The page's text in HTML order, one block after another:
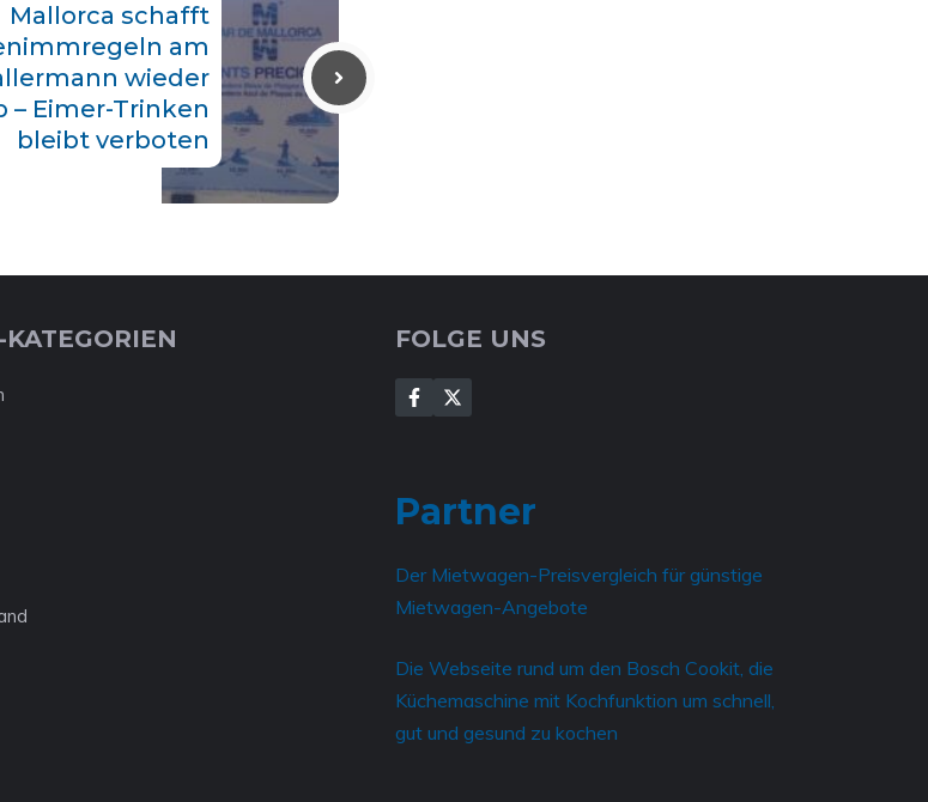
Mallorca schafft
am
wieder
– Eimer-Trinken
bleibt verboten
FOLGE UNS
Partner
Der Mietwagen-Preisvergleich für günstige
Mietwagen-Angebote
Die Webseite rund um den Bosch Cookit, die
Küchemaschine mit Kochfunktion um schnell,
gut und gesund zu kochen